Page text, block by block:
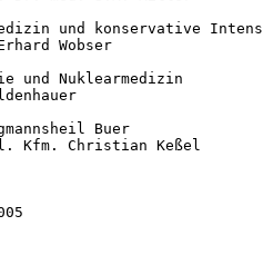
und konservative
Wobser
und Nuklearmedizin
Buer
Kfm. Christian Keßel